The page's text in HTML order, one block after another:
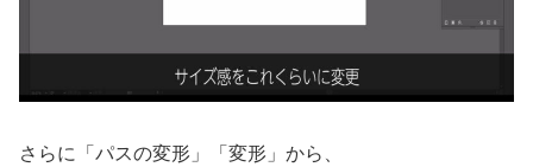
さらに「パスの変形」「変形」から、